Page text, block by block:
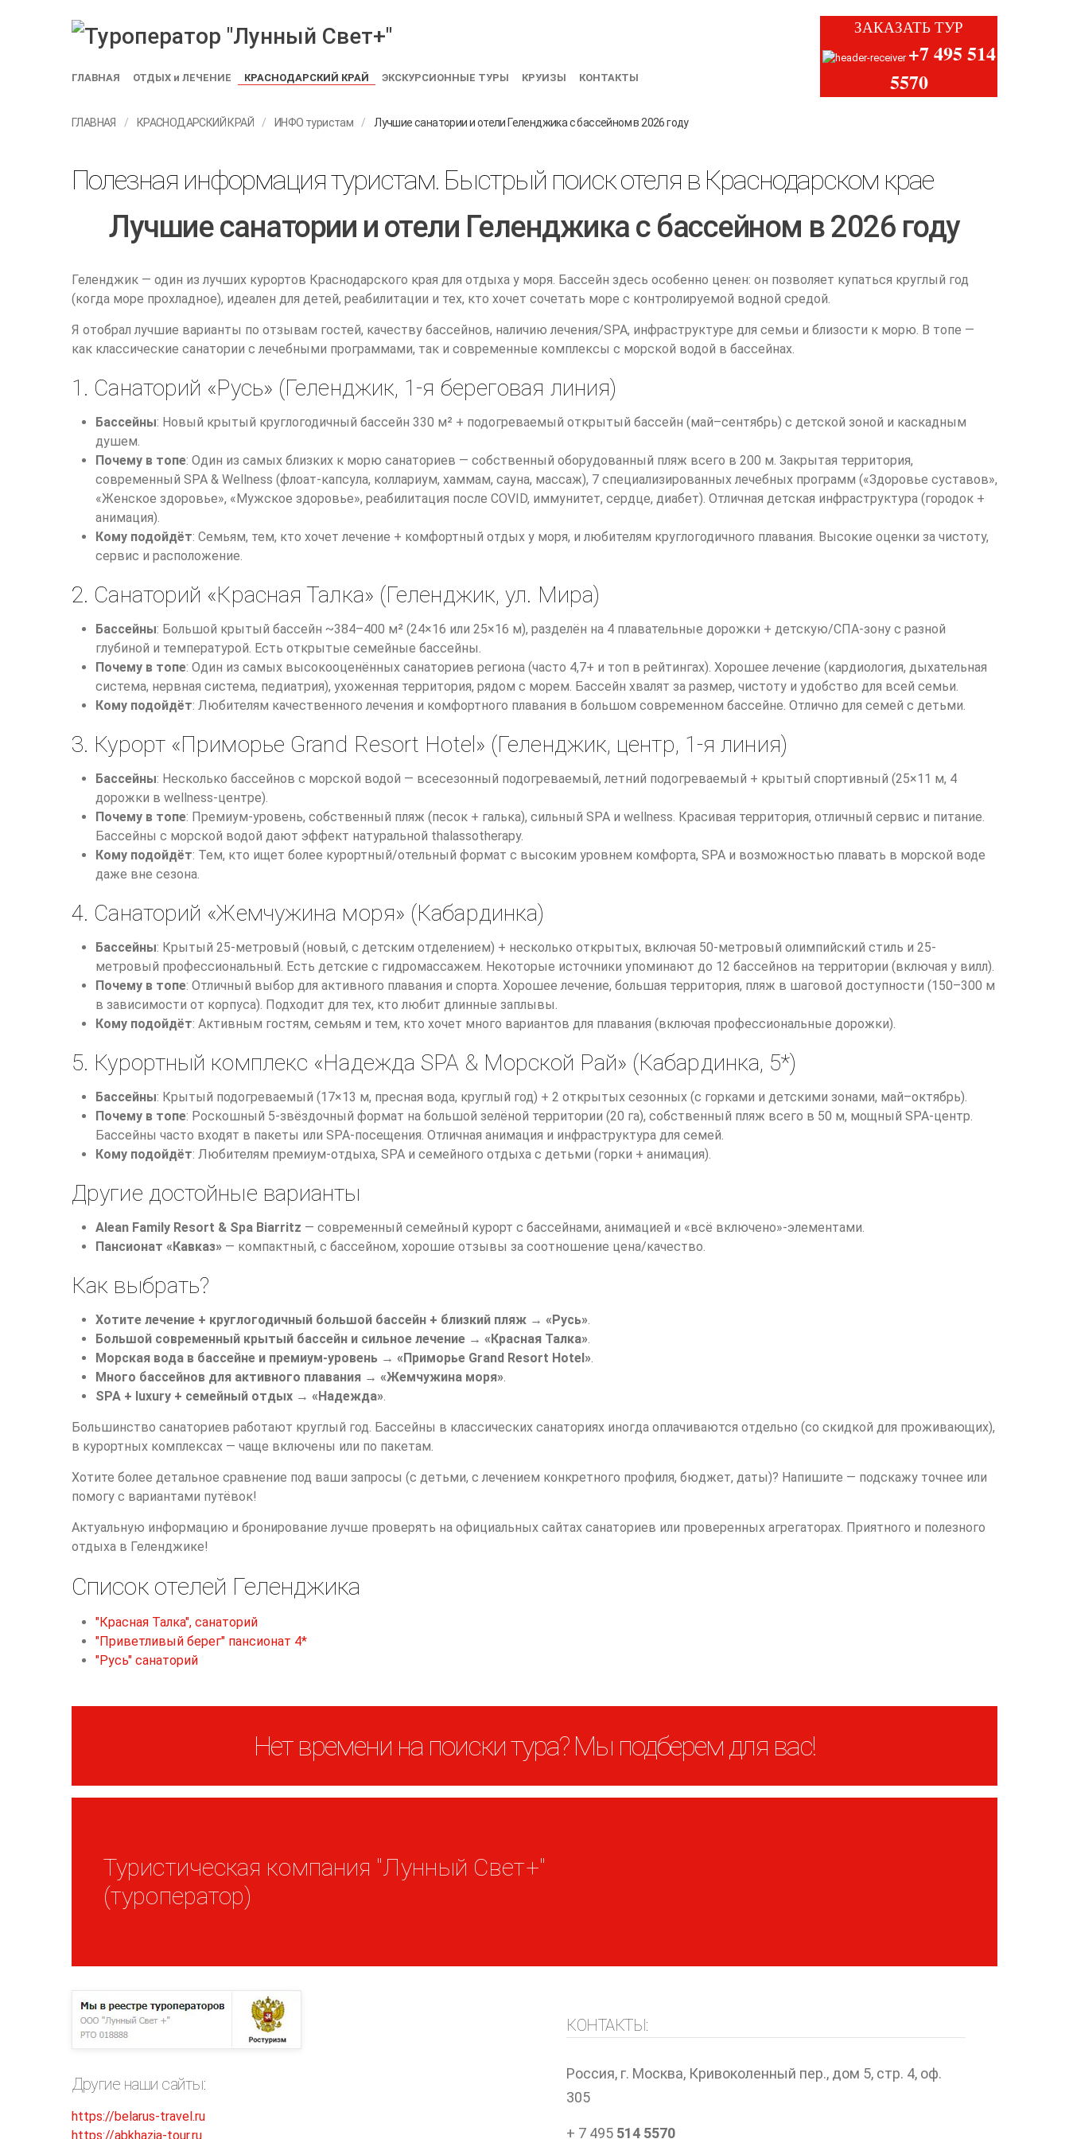
ГЛАВНАЯ ОТДЫХ и ЛЕЧЕНИЕ КРАСНОДАРСКИЙ КРАЙ ЭКСКУРСИОННЫЕ ТУРЫ КРУИЗЫ КОНТАКТЫ
ЗАКАЗАТЬ ТУР
+7 495 514
5570
ГЛАВНАЯ КРАСНОДАРСКИЙ КРАЙ ИНФО туристам Лучшие санатории и отели Геленджика с бассейном в 2026 году
Полезная информация туристам. Быстрый поиск отеля в Краснодарском крае
Лучшие санатории и отели Геленджика с бассейном в 2026 году
Геленджик — один из лучших курортов Краснодарского края для отдыха у моря. Бассейн здесь особенно ценен: он позволяет купаться круглый год
(когда море прохладное), идеален для детей, реабилитации и тех, кто хочет сочетать море с контролируемой водной средой.
Я отобрал лучшие варианты по отзывам гостей, качеству бассейнов, наличию лечения/SPA, инфраструктуре для семьи и близости к морю. В топе —
как классические санатории с лечебными программами, так и современные комплексы с морской водой в бассейнах.
1. Санаторий «Русь» (Геленджик, 1-я береговая линия)
Бассейны: Новый крытый круглогодичный бассейн 330 м² + подогреваемый открытый бассейн (май–сентябрь) с детской зоной и каскадным
душем.
Почему в топе: Один из самых близких к морю санаториев — собственный оборудованный пляж всего в 200 м. Закрытая территория,
современный SPA & Wellness (флоат-капсула, коллариум, хаммам, сауна, массаж), 7 специализированных лечебных программ («Здоровье суставов»,
«Женское здоровье», «Мужское здоровье», реабилитация после COVID, иммунитет, сердце, диабет). Отличная детская инфраструктура (городок +
анимация).
Кому подойдёт: Семьям, тем, кто хочет лечение + комфортный отдых у моря, и любителям круглогодичного плавания. Высокие оценки за чистоту,
сервис и расположение.
2. Санаторий «Красная Талка» (Геленджик, ул. Мира)
Бассейны: Большой крытый бассейн ~384–400 м² (24×16 или 25×16 м), разделён на 4 плавательные дорожки + детскую/СПА-зону с разной
глубиной и температурой. Есть открытые семейные бассейны.
Почему в топе: Один из самых высокооценённых санаториев региона (часто 4,7+ и топ в рейтингах). Хорошее лечение (кардиология, дыхательная
система, нервная система, педиатрия), ухоженная территория, рядом с морем. Бассейн хвалят за размер, чистоту и удобство для всей семьи.
Кому подойдёт: Любителям качественного лечения и комфортного плавания в большом современном бассейне. Отлично для семей с детьми.
3. Курорт «Приморье Grand Resort Hotel» (Геленджик, центр, 1-я линия)
Бассейны: Несколько бассейнов с морской водой — всесезонный подогреваемый, летний подогреваемый + крытый спортивный (25×11 м, 4
дорожки в wellness-центре).
Почему в топе: Премиум-уровень, собственный пляж (песок + галька), сильный SPA и wellness. Красивая территория, отличный сервис и питание.
Бассейны с морской водой дают эффект натуральной thalassotherapy.
Кому подойдёт: Тем, кто ищет более курортный/отельный формат с высоким уровнем комфорта, SPA и возможностью плавать в морской воде
даже вне сезона.
4. Санаторий «Жемчужина моря» (Кабардинка)
Бассейны: Крытый 25-метровый (новый, с детским отделением) + несколько открытых, включая 50-метровый олимпийский стиль и 25-
метровый профессиональный. Есть детские с гидромассажем. Некоторые источники упоминают до 12 бассейнов на территории (включая у вилл).
Почему в топе: Отличный выбор для активного плавания и спорта. Хорошее лечение, большая территория, пляж в шаговой доступности (150–300 м
в зависимости от корпуса). Подходит для тех, кто любит длинные заплывы.
Кому подойдёт: Активным гостям, семьям и тем, кто хочет много вариантов для плавания (включая профессиональные дорожки).
5. Курортный комплекс «Надежда SPA & Морской Рай» (Кабардинка, 5*)
Бассейны: Крытый подогреваемый (17×13 м, пресная вода, круглый год) + 2 открытых сезонных (с горками и детскими зонами, май–октябрь).
Почему в топе: Роскошный 5-звёздочный формат на большой зелёной территории (20 га), собственный пляж всего в 50 м, мощный SPA-центр.
Бассейны часто входят в пакеты или SPA-посещения. Отличная анимация и инфраструктура для семей.
Кому подойдёт: Любителям премиум-отдыха, SPA и семейного отдыха с детьми (горки + анимация).
Другие достойные варианты
Alean Family Resort & Spa Biarritz — современный семейный курорт с бассейнами, анимацией и «всё включено»-элементами.
Пансионат «Кавказ» — компактный, с бассейном, хорошие отзывы за соотношение цена/качество.
Как выбрать?
Хотите лечение + круглогодичный большой бассейн + близкий пляж → «Русь».
Большой современный крытый бассейн и сильное лечение → «Красная Талка».
Морская вода в бассейне и премиум-уровень → «Приморье Grand Resort Hotel».
Много бассейнов для активного плавания → «Жемчужина моря».
SPA + luxury + семейный отдых → «Надежда».
Большинство санаториев работают круглый год. Бассейны в классических санаториях иногда оплачиваются отдельно (со скидкой для проживающих),
в курортных комплексах — чаще включены или по пакетам.
Хотите более детальное сравнение под ваши запросы (с детьми, с лечением конкретного профиля, бюджет, даты)? Напишите — подскажу точнее или
помогу с вариантами путёвок!
Актуальную информацию и бронирование лучше проверять на официальных сайтах санаториев или проверенных агрегаторах. Приятного и полезного
отдыха в Геленджике!
Список отелей Геленджика
"Красная Талка", санаторий
"Приветливый берег" пансионат 4*
"Русь" санаторий
Нет времени на поиски тура? Мы подберем для вас!
Туристическая компания "Лунный Свет+"
(туроператор)
Другие наши сайты:
https://belarus-travel.ru
https://abkhazia-tour.ru
КОНТАКТЫ:
Россия, г. Москва, Кривоколенный пер., дом 5, стр. 4, оф.
305
+ 7 495 514 5570